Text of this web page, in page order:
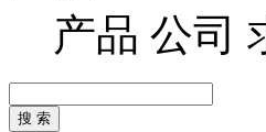
产品 公司
搜 索